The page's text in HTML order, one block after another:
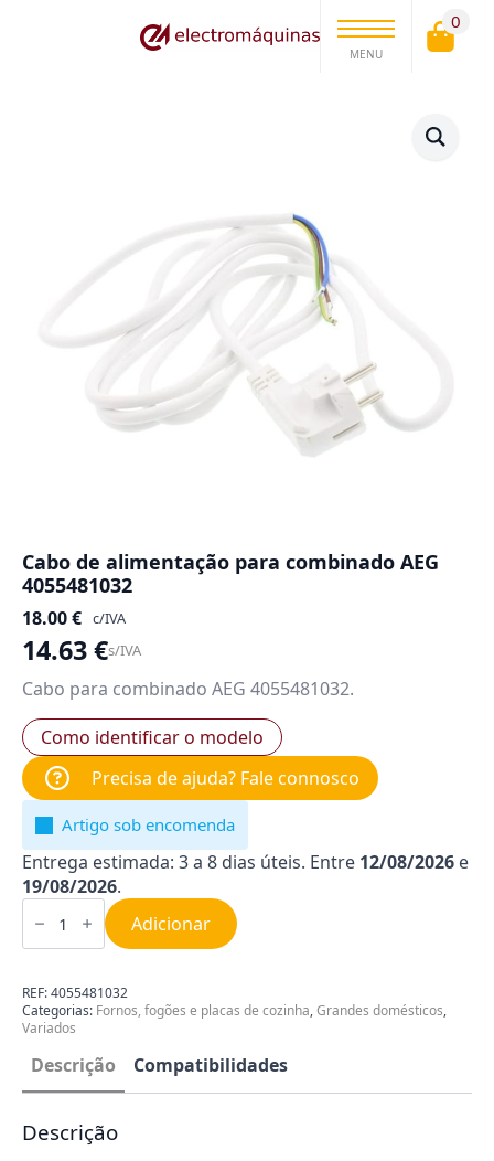
MENU
0
Cabo de alimentação para combinado AEG
4055481032
18.00€ c/IVA
14.63€s/IVA
Cabo para combinado AEG 4055481032.
Como identificar o modelo
Precisa de ajuda? Fale connosco
Artigo sob encomenda
Entrega estimada: 3 a 8 dias úteis. Entre 12/08/2026 e
19/08/2026.
Quantidade
de
de
para
combinado
AEG
4055481032
Adicionar
REF:4055481032
Categorias: Fornos, fogões e placas de cozinha,Grandes domésticos,
Variados
Descrição Compatibilidades
Descrição